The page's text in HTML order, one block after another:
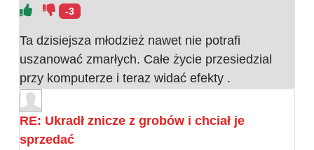
-3
Ta dzisiejsza młodzież nawet nie potrafi
uszanować zmarłych. Całe życie przesiedzial
przy komputerze i teraz widać efekty .
RE: Ukradł znicze z grobów i chciał je
sprzedać